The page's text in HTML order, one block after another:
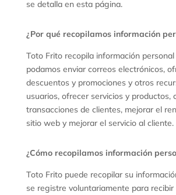
se detalla en esta página.
¿Por qué recopilamos información
Toto Frito recopila información
podamos enviar correos electrónicos,
descuentos y promociones y otros
usuarios, ofrecer servicios y productos,
transacciones de clientes, mejorar el
sitio web y mejorar el servicio al cliente.
¿Cómo recopilamos información
Toto Frito puede recopilar su
se registre voluntariamente para recibir